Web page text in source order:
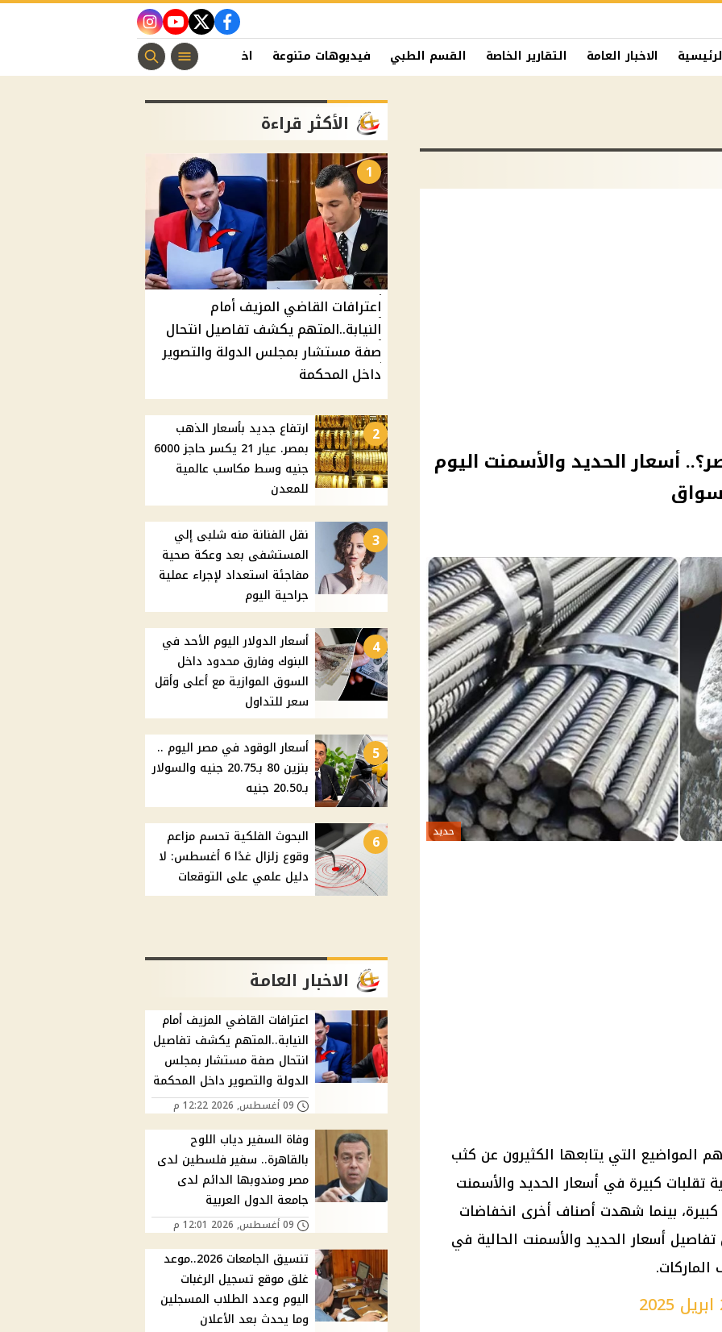
facebook
twitter
youtube
instagram
الاخبار العامة التقارير الخاصة القسم الطبي فيديوهات متنوعة اخبار الفن منوعات مسيحية
أسعار الحديد والأسمنت اليوم
حديد
المواضيع التي يتابعها الكثيرون عن كثب
كبيرة في أسعار الحديد والأسمنت
بينما شهدت أصناف أخرى انخفاضات
أسعار الحديد والأسمنت الحالية في
الأكثر قراءة
1
اعترافات القاضي المزيف أمام
النيابة..المتهم يكشف تفاصيل انتحال
صفة مستشار بمجلس الدولة والتصوير
داخل المحكمة
2
ارتفاع جديد بأسعار الذهب
بمصر. عيار 21 يكسر حاجز 6000
جنيه وسط مكاسب عالمية
للمعدن
3
نقل الفنانة منه شلبى إلي
المستشفى بعد وعكة صحية
مفاجئة استعداد لإجراء عملية
جراحية اليوم
4
أسعار الدولار اليوم الأحد في
البنوك وفارق محدود داخل
السوق الموازية مع أعلى وأقل
سعر للتداول
5
أسعار الوقود في مصر اليوم ..
بنزين 80 بـ20.75 جنيه والسولار
بـ20.50 جنيه
6
البحوث الفلكية تحسم مزاعم
وقوع زلزال غدًا 6 أغسطس: لا
دليل علمي على التوقعات
الاخبار العامة
اعترافات القاضي المزيف أمام
النيابة..المتهم يكشف تفاصيل
انتحال صفة مستشار بمجلس
الدولة والتصوير داخل المحكمة
09 أغسطس, 2026 12:22 م
وفاة السفير دياب اللوح
بالقاهرة.. سفير فلسطين لدى
مصر ومندوبها الدائم لدى
جامعة الدول العربية
09 أغسطس, 2026 12:01 م
تنسيق الجامعات 2026..موعد
غلق موقع تسجيل الرغبات
اليوم وعدد الطلاب المسجلين
وما يحدث بعد الأعلان